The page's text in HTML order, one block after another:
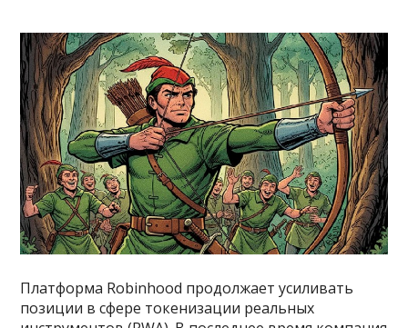
Платформа Robinhood продолжает усиливать
позиции в сфере токенизации реальных